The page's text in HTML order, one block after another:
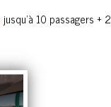
jusqu'à 10 passagers + 2